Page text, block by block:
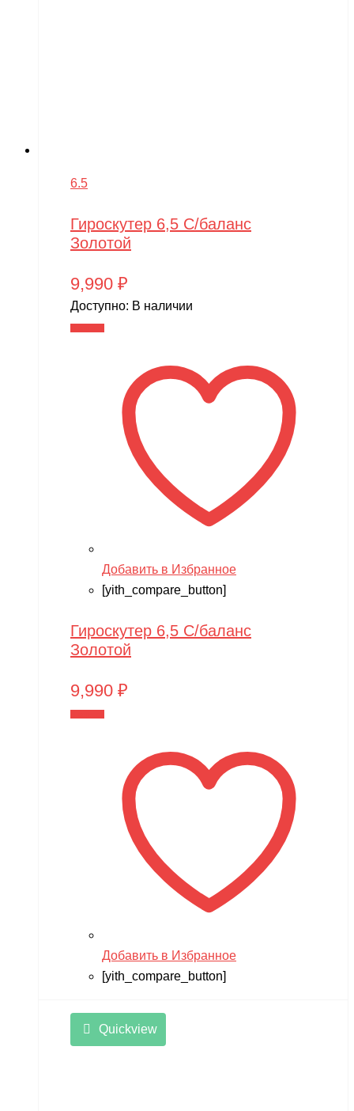
6.5
Гироскутер 6,5 С/баланс
Золотой
9,990 ₽
Доступно: В наличии
Добавить в Избранное
[yith_compare_button]
Гироскутер 6,5 С/баланс
Золотой
9,990 ₽
Добавить в Избранное
[yith_compare_button]
Quickview